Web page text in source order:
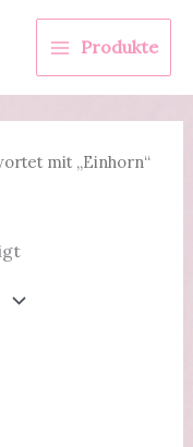
Produkte
mit „Einhorn“